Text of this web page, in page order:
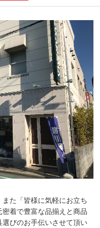
また「皆様に気軽にお立ち
着で豊富な品揃えと商品
びのお手伝いさせて頂い